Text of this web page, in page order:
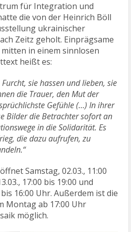
für Integration und
die von der Heinrich Böll
ukrainischer
Zeitz geholt. Einprägsame
in einem sinnlosen
heißt es:
sie hassen und lieben, sie
die Trauer, den Mut der
Gefühle (…) In ihrer
Bilder die Betrachter sofort an
in die Solidarität. Es
die dazu aufrufen, zu
Samstag, 02.03., 11:00
17:00 bis 19:00 und
16:00 Uhr. Außerdem ist die
Montag ab 17:00 Uhr
möglich.